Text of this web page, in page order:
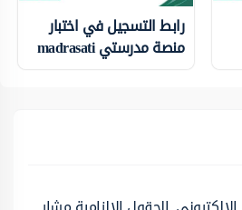
رابط التسجيل في اختبار
منصة مدرستي madrasati